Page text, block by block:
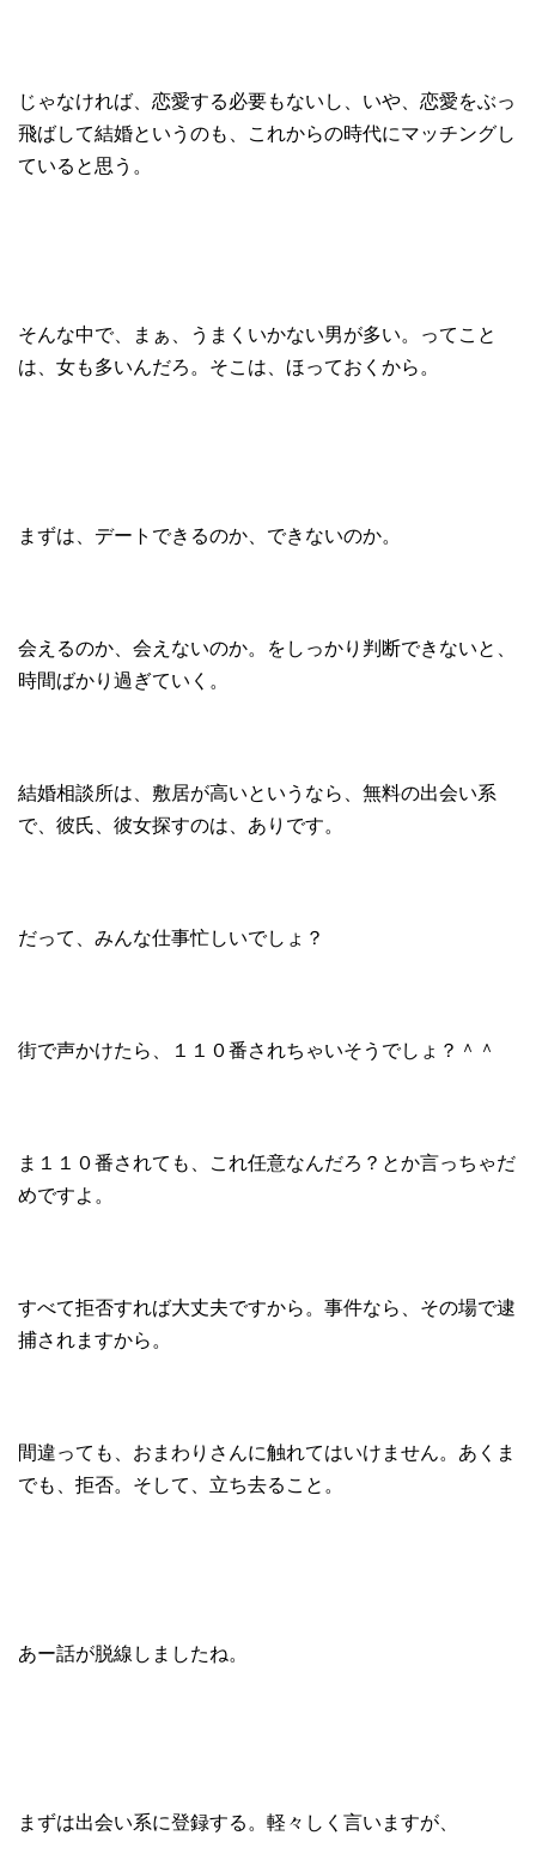
じゃなければ、恋愛する必要もないし、いや、恋愛をぶっ
飛ばして結婚というのも、これからの時代にマッチングし
ていると思う。
そんな中で、まぁ、うまくいかない男が多い。ってこと
は、女も多いんだろ。そこは、ほっておくから。
まずは、デートできるのか、できないのか。
会えるのか、会えないのか。をしっかり判断できないと、
時間ばかり過ぎていく。
結婚相談所は、敷居が高いというなら、無料の出会い系
で、彼氏、彼女探すのは、ありです。
だって、みんな仕事忙しいでしょ？
街で声かけたら、１１０番されちゃいそうでしょ？＾＾
ま１１０番されても、これ任意なんだろ？とか言っちゃだ
めですよ。
すべて拒否すれば大丈夫ですから。事件なら、その場で逮
捕されますから。
間違っても、おまわりさんに触れてはいけません。あくま
でも、拒否。そして、立ち去ること。
あー話が脱線しましたね。
まずは出会い系に登録する。軽々しく言いますが、